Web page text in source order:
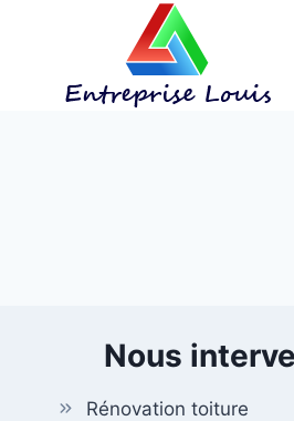
Nous
Rénovation toiture